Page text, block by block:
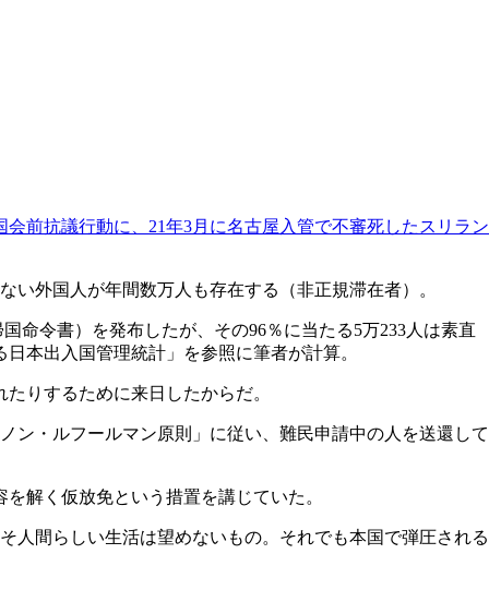
前抗議行動に、21年3月に名古屋入管で不審死したスリラン
外国人が年間数万人も存在する（非正規滞在者）。
命令書）を発布したが、その96％に当たる5万233人は素直
本出入国管理統計」を参照に筆者が計算。
りするために来日したからだ。
ン・ルフールマン原則」に従い、難民申請中の人を送還して
解く仮放免という措置を講じていた。
人間らしい生活は望めないもの。それでも本国で弾圧される